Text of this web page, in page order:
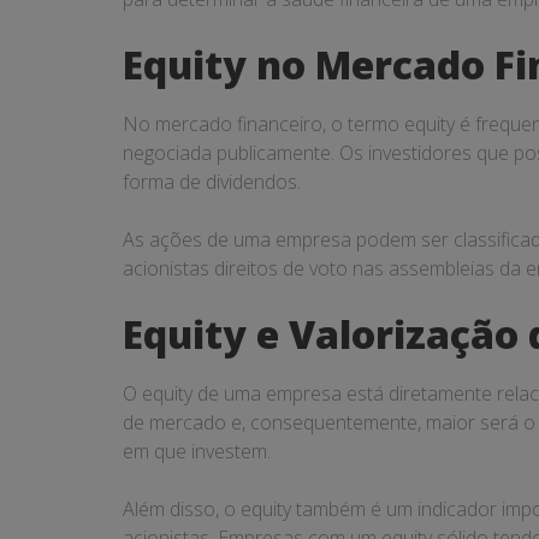
Equity no Mercado
No mercado financeiro, o termo equity é
negociada publicamente. Os investidores que
forma de dividendos.
As ações de uma empresa podem ser
acionistas direitos de voto nas assembleias da
Equity e Valorização
O equity de uma empresa está diretamente
de mercado e, consequentemente, maior será
em que investem.
Além disso, o equity também é um indicador